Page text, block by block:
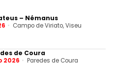
– Némanus
Campo de Viriato, Viseu
de Coura
2026 Paredes de Coura